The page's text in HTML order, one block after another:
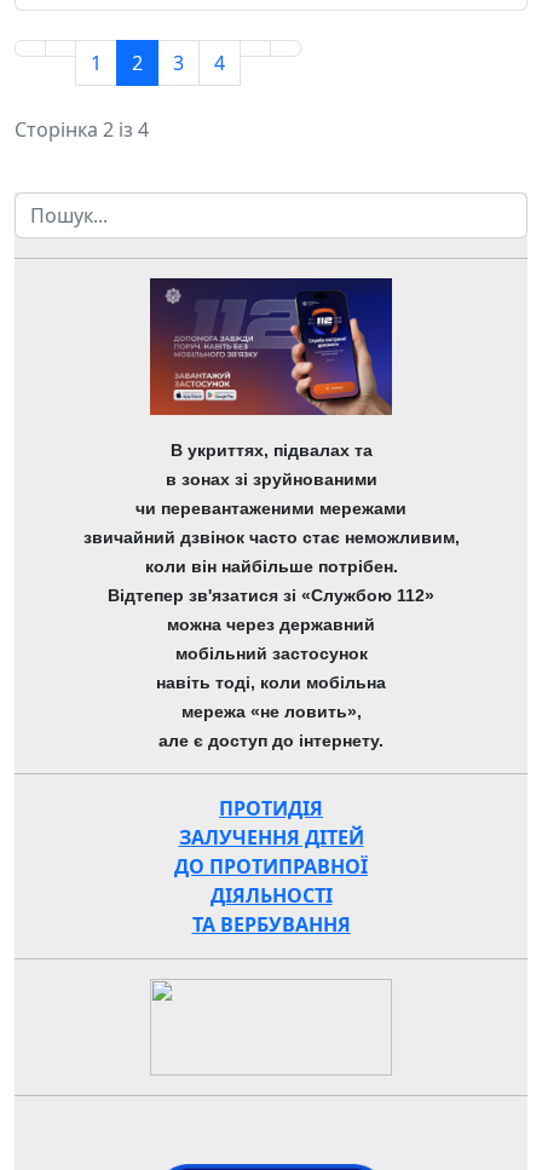
1 2 3 4
Сторінка 2 із 4
Пошук
В укриттях, підвалах та
в зонах зі зруйнованими
чи перевантаженими мережами
звичайний дзвінок часто стає неможливим,
коли він найбільше потрібен.
Відтепер зв'язатися зі «Службою 112»
можна через державний
мобільний застосунок
навіть тоді, коли мобільна
мережа «не ловить»,
але є доступ до інтернету.
ПРОТИДІЯ
ЗАЛУЧЕННЯ ДІТЕЙ
ДО ПРОТИПРАВНОЇ
ДІЯЛЬНОСТІ
ТА ВЕРБУВАННЯ